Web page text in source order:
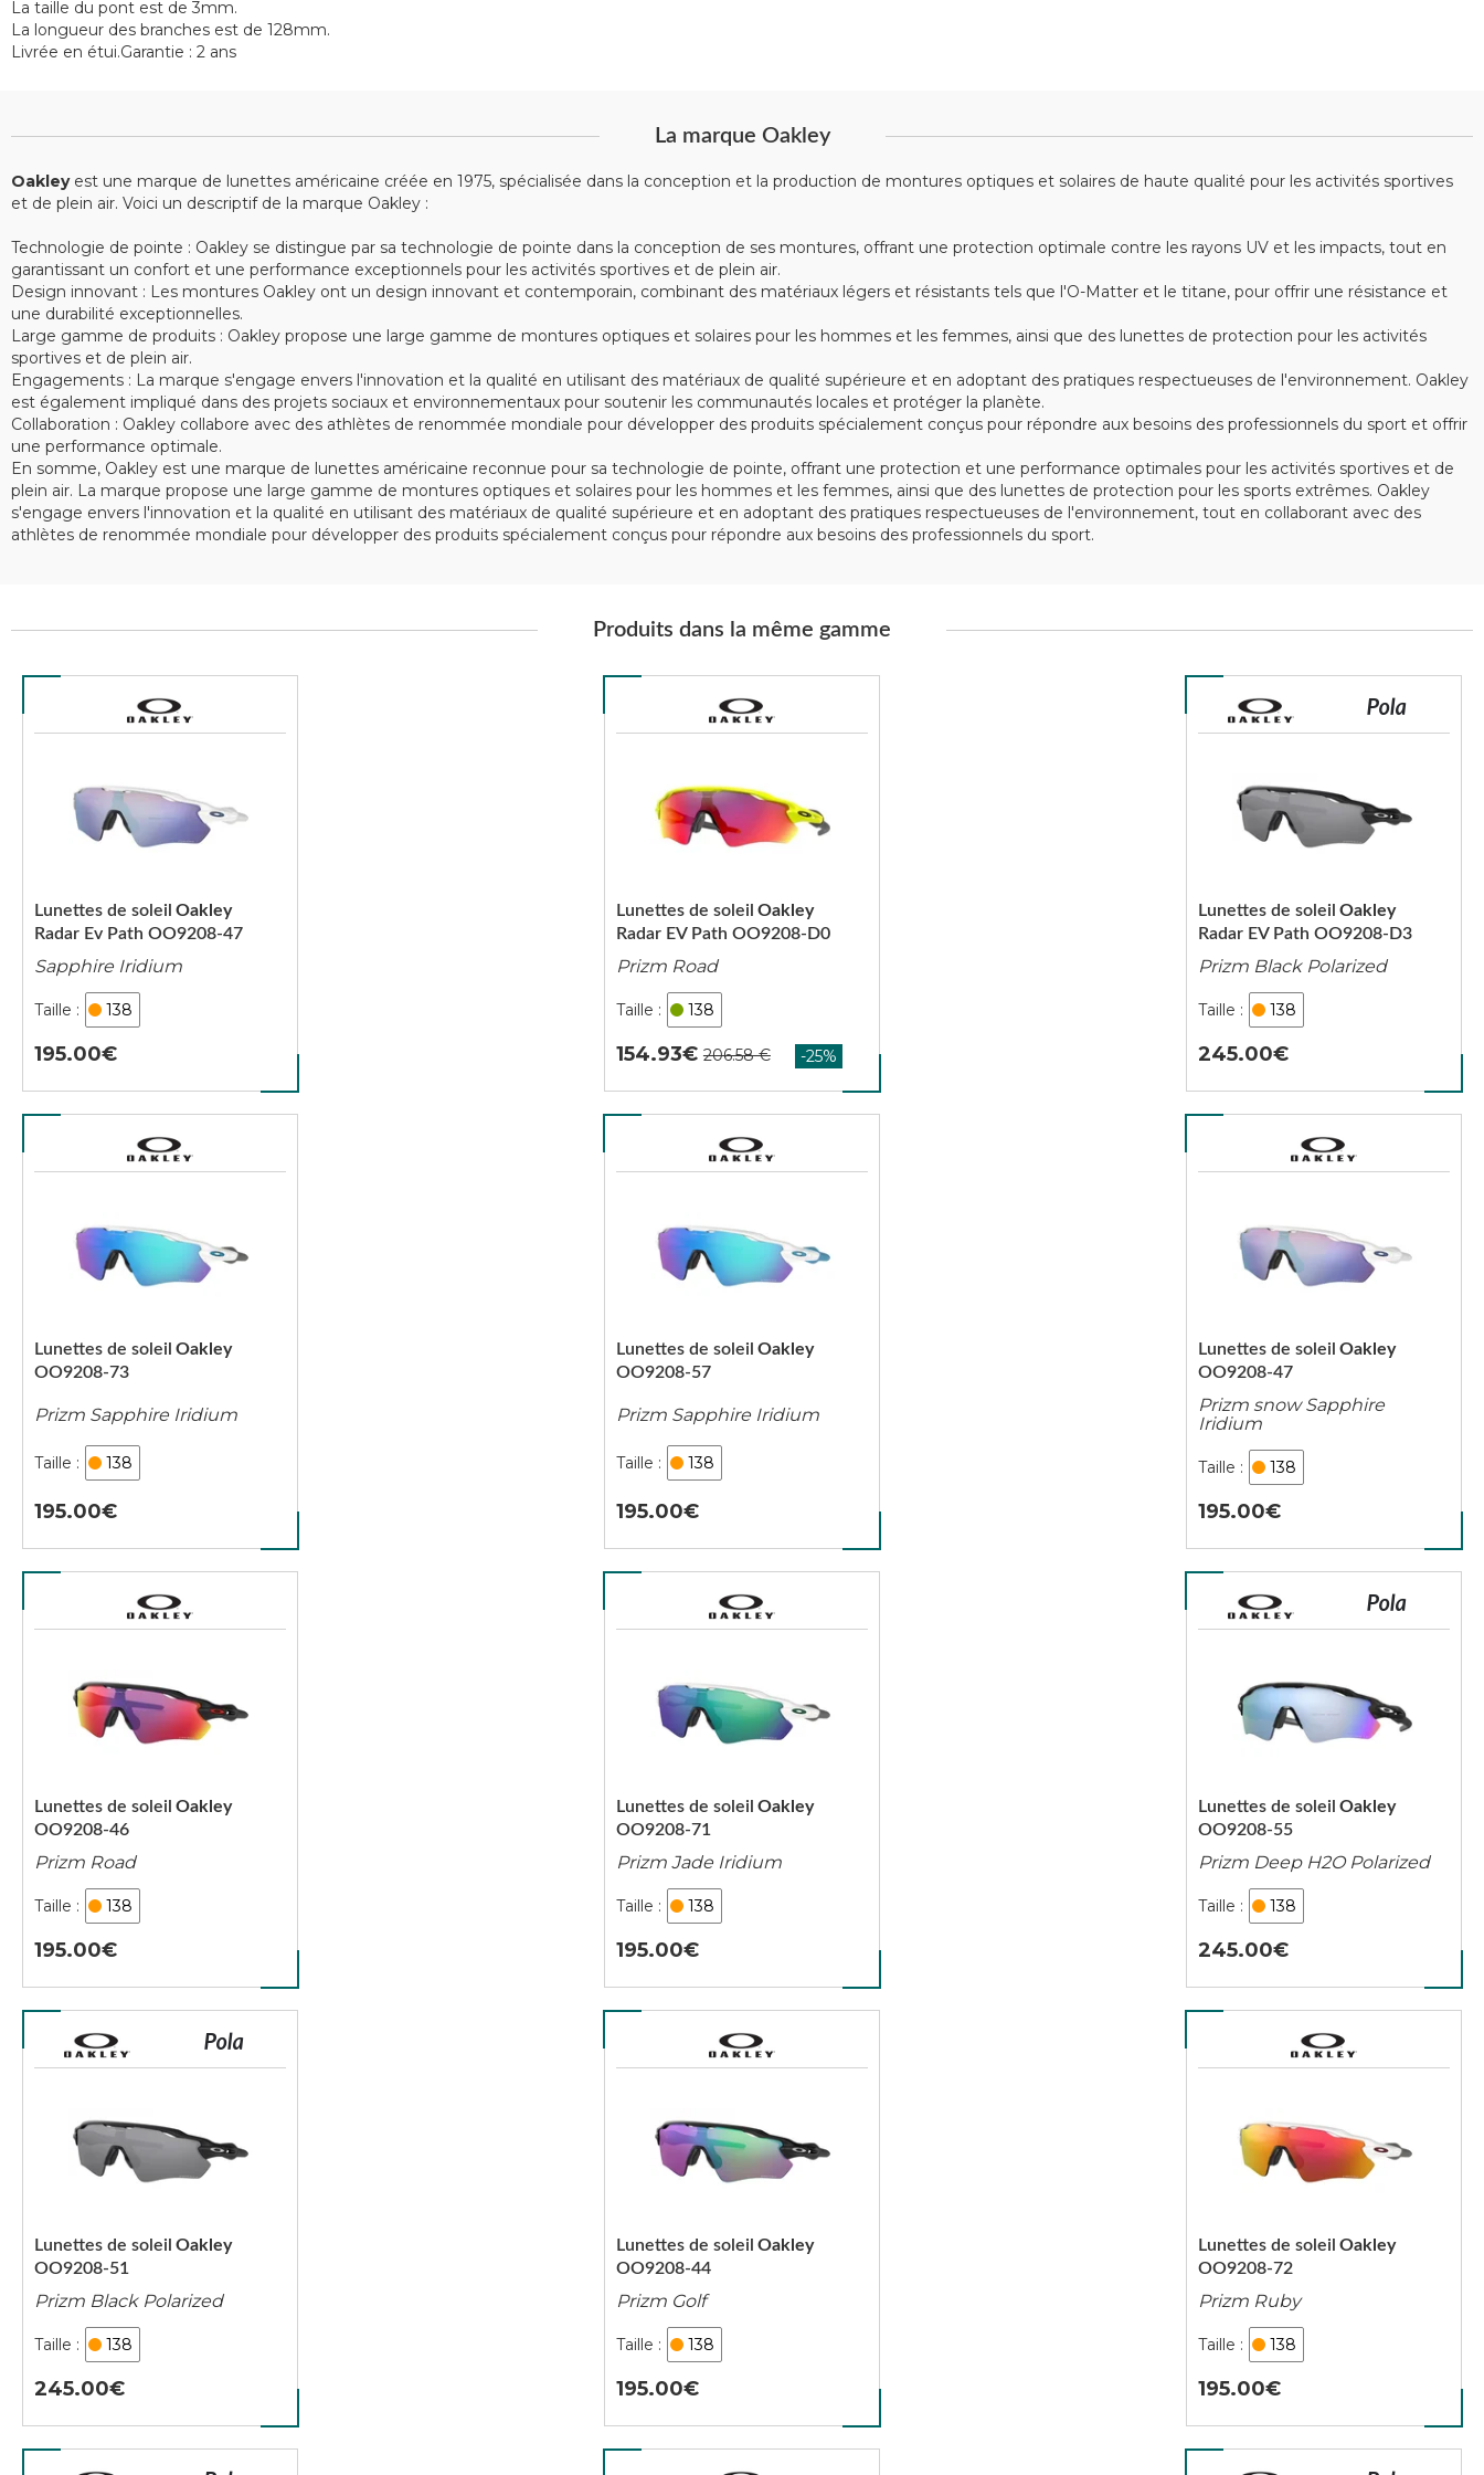
La taille du pont est de 3mm.
La longueur des branches est de 128mm.
Livrée en étui.Garantie : 2 ans
La marque Oakley
Oakleyest une marque de lunettes américaine créée en 1975, spécialisée dans la conception et la production de montures optiques et solaires de haute qualité pour les activités sportives
et de plein air. Voici un descriptif de la marque Oakley :
Technologie de pointe : Oakley se distingue par sa technologie de pointe dans la conception de ses montures, offrant une protection optimale contre les rayons UV et les impacts, tout en
garantissant un confort et une performance exceptionnels pour les activités sportives et de plein air.
Design innovant : Les montures Oakley ont un design innovant et contemporain, combinant des matériaux légers et résistants tels que l'O-Matter et le titane, pour offrir une résistance et
une durabilité exceptionnelles.
Large gamme de produits : Oakley propose une large gamme de montures optiques et solaires pour les hommes et les femmes, ainsi que des lunettes de protection pour les activités
sportives et de plein air.
Engagements : La marque s'engage envers l'innovation et la qualité en utilisant des matériaux de qualité supérieure et en adoptant des pratiques respectueuses de l'environnement. Oakley
est également impliqué dans des projets sociaux et environnementaux pour soutenir les communautés locales et protéger la planète.
Collaboration : Oakley collabore avec des athlètes de renommée mondiale pour développer des produits spécialement conçus pour répondre aux besoins des professionnels du sport et offrir
une performance optimale.
En somme, Oakley est une marque de lunettes américaine reconnue pour sa technologie de pointe, offrant une protection et une performance optimales pour les activités sportives et de
plein air. La marque propose une large gamme de montures optiques et solaires pour les hommes et les femmes, ainsi que des lunettes de protection pour les sports extrêmes. Oakley
s'engage envers l'innovation et la qualité en utilisant des matériaux de qualité supérieure et en adoptant des pratiques respectueuses de l'environnement, tout en collaborant avec des
athlètes de renommée mondiale pour développer des produits spécialement conçus pour répondre aux besoins des professionnels du sport.
Produits dans la même gamme
Radar Ev Path OO9208-47
Lunettes de soleil Oakley
Sapphire Iridium
138
195.00
Radar EV Path OO9208-D0
Lunettes de soleil Oakley
Prizm Road
138
154.93
Radar EV Path OO9208-D3
Lunettes de soleil Oakley
Prizm Black Polarized
138
245.00
OO9208-73
Lunettes de soleil Oakley
Prizm Sapphire Iridium
138
195.00
OO9208-57
Lunettes de soleil Oakley
Prizm Sapphire Iridium
138
195.00
OO9208-47
Lunettes de soleil Oakley
Prizm snow Sapphire
Iridium
138
195.00
OO9208-46
Lunettes de soleil Oakley
Prizm Road
138
195.00
OO9208-71
Lunettes de soleil Oakley
Prizm Jade Iridium
138
195.00
OO9208-55
Lunettes de soleil Oakley
Prizm Deep H2O Polarized
138
245.00
OO9208-51
Lunettes de soleil Oakley
Prizm Black Polarized
138
245.00
OO9208-44
Lunettes de soleil Oakley
Prizm Golf
138
195.00
OO9208-72
Lunettes de soleil Oakley
Prizm Ruby
138
195.00